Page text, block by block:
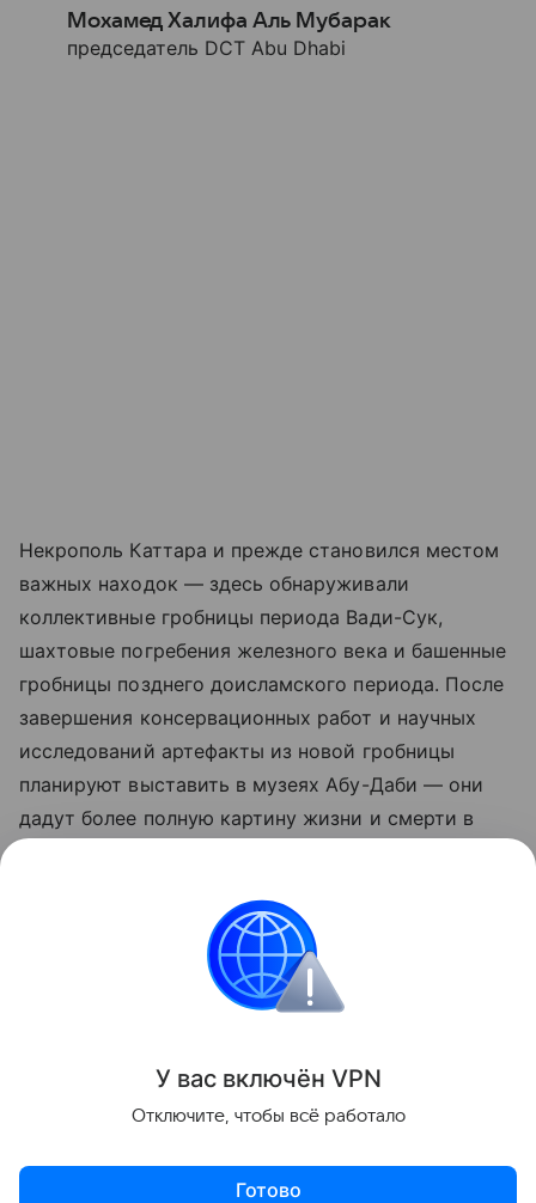
Мохамед Халифа Аль Мубарак
председатель DCT Abu Dhabi
Некрополь Каттара и прежде становился местом
важных находок — здесь обнаруживали
коллективные гробницы периода Вади-Сук,
шахтовые погребения железного века и башенные
гробницы позднего доисламского периода. После
завершения консервационных работ и научных
исследований артефакты из новой гробницы
планируют выставить в музеях Абу-Даби — они
дадут более полную картину жизни и смерти в
сообщалао находке
древнейшего пресноводного червя.
У вас включён VPN
Отключите, чтобы всё работало
Готово